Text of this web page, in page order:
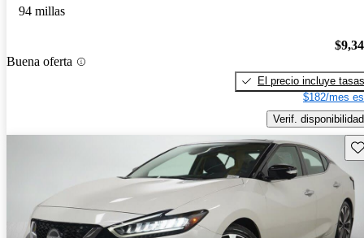
94 millas
Buena oferta
El precio incluye tasas
$182/mes
Verif. disponibilidad